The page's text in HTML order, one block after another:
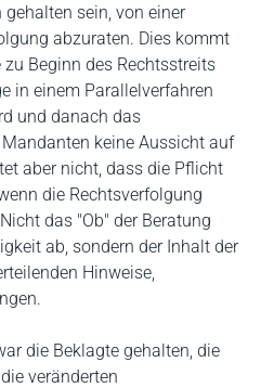
sein, von einer
abzuraten. Dies kommt
Beginn des Rechtsstreits
in einem Parallelverfahren
und danach das
keine Aussicht auf
aber nicht, dass die Pflicht
die Rechtsverfolgung
das "Ob" der Beratung
ab, sondern der Inhalt der
Hinweise,
die Beklagte gehalten, die
veränderten